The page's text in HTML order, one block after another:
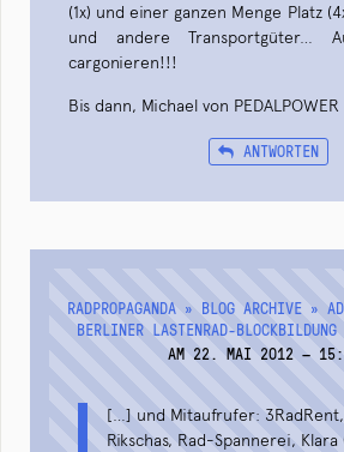
(1x) und einer ganzen Menge Platz
und andere Transportgüter…
cargonieren!!!
Bis dann, Michael von PEDALPOWER
ANTWORTEN
RADPROPAGANDA » BLOG ARCHIVE »
BERLINER LASTENRAD-BLOCKBILDUNG
AM 22. MAI 2012 —
[…] und Mitaufrufer:
Rikschas, Rad-Spannerei, Klara